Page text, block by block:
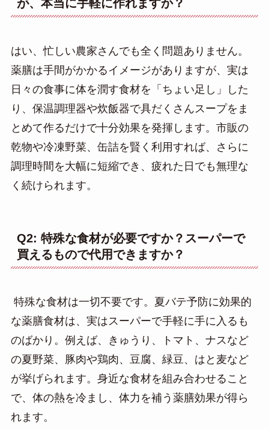
が、本当に手軽に作れますか？
はい、忙しい農家さんでも全く問題ありません。
薬膳は手間がかかるイメージがありますが、実は
日々の食事に体を潤す食材を「ちょい足し」した
り、保温調理器や炊飯器で具だくさんスープをま
とめて作るだけで十分効果を発揮します。市販の
乾物や冷凍野菜、缶詰を賢く利用すれば、さらに
調理時間を大幅に短縮でき、疲れた日でも無理な
く続けられます。
Q2: 特殊な食材が必要ですか？スーパーで
買えるもので代用できますか？
特殊な食材は一切不要です。夏バテ予防に効果的
な薬膳食材は、実はスーパーで手軽に手に入るも
のばかり。例えば、きゅうり、トマト、ナスなど
の夏野菜、豚肉や鶏肉、豆腐、緑豆、はと麦など
が挙げられます。身近な食材を組み合わせること
で、体の熱を冷まし、体力を補う薬膳効果が得ら
れます。